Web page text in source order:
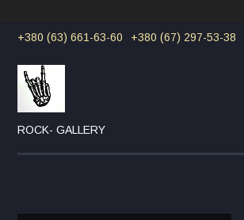
+380 (63) 661-63-60 +380 (67) 297-53-38
ROCK- GALLERY